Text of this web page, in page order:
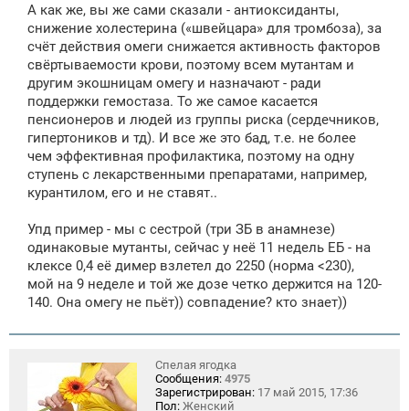
б
щ
н
и
А как же, вы же сами сказали - антиоксиданты,
снижение холестерина («швейцара» для тромбоза), за
счёт действия омеги снижается активность факторов
свёртываемости крови, поэтому всем мутантам и
другим экошницам омегу и назначают - ради
поддержки гемостаза. То же самое касается
пенсионеров и людей из группы риска (сердечников,
гипертоников и тд). И все же это бад, т.е. не более
чем эффективная профилактика, поэтому на одну
ступень с лекарственными препаратами, например,
курантилом, его и не ставят..
Упд пример - мы с сестрой (три ЗБ в анамнезе)
одинаковые мутанты, сейчас у неё 11 недель ЕБ - на
клексе 0,4 её димер взлетел до 2250 (норма <230),
мой на 9 неделе и той же дозе четко держится на 120-
140. Она омегу не пьёт)) совпадение? кто знает))
Спелая ягодка
Сообщения: 4975
Зарегистрирован: 17 май 2015, 17:36
Пол: Женский